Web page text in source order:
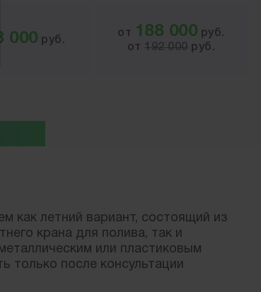
000 руб.
от 188 000 руб.
от 192 000 руб.
как летний вариант, состоящий из
крана для полива, так и
или пластиковым
только после консультации